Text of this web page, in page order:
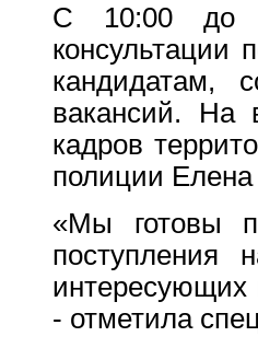
С 10:00 до
консультации
кандидатам,
вакансий. На
кадров
полиции
«Мы готовы
поступления
интересующих
- отметила